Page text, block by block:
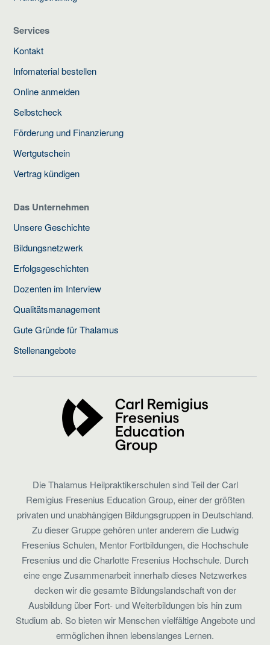
Services
Kontakt
Infomaterial bestellen
Online anmelden
Selbstcheck
Förderung und Finanzierung
Wertgutschein
Vertrag kündigen
Das Unternehmen
Unsere Geschichte
Bildungsnetzwerk
Erfolgsgeschichten
Dozenten im Interview
Qualitätsmanagement
Gute Gründe für Thalamus
Stellenangebote
Die Thalamus Heilpraktikerschulen sind Teil der Carl
Remigius Fresenius Education Group, einer der größten
privaten und unabhängigen Bildungsgruppen in Deutschland.
Zu dieser Gruppe gehören unter anderem die Ludwig
Fresenius Schulen, Mentor Fortbildungen, die Hochschule
Fresenius und die Charlotte Fresenius Hochschule. Durch
eine enge Zusammenarbeit innerhalb dieses Netzwerkes
decken wir die gesamte Bildungslandschaft von der
Ausbildung über Fort- und Weiterbildungen bis hin zum
Studium ab. So bieten wir Menschen vielfältige Angebote und
ermöglichen ihnen lebenslanges Lernen.